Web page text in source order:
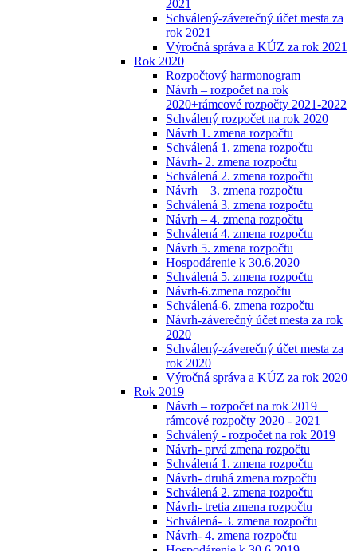
2021
Schválený-záverečný účet mesta za
rok 2021
Výročná správa a KÚZ za rok 2021
Rok 2020
Rozpočtový harmonogram
Návrh – rozpočet na rok
2020+rámcové rozpočty 2021-2022
Schválený rozpočet na rok 2020
Návrh 1. zmena rozpočtu
Schválená 1. zmena rozpočtu
Návrh- 2. zmena rozpočtu
Schválená 2. zmena rozpočtu
Návrh – 3. zmena rozpočtu
Schválená 3. zmena rozpočtu
Návrh – 4. zmena rozpočtu
Schválená 4. zmena rozpočtu
Návrh 5. zmena rozpočtu
Hospodárenie k 30.6.2020
Schválená 5. zmena rozpočtu
Návrh-6.zmena rozpočtu
Schválená-6. zmena rozpočtu
Návrh-záverečný účet mesta za rok
2020
Schválený-záverečný účet mesta za
rok 2020
Výročná správa a KÚZ za rok 2020
Rok 2019
Návrh – rozpočet na rok 2019 +
rámcové rozpočty 2020 - 2021
Schválený - rozpočet na rok 2019
Návrh- prvá zmena rozpočtu
Schválená 1. zmena rozpočtu
Návrh- druhá zmena rozpočtu
Schválená 2. zmena rozpočtu
Návrh- tretia zmena rozpočtu
Schválená- 3. zmena rozpočtu
Návrh- 4. zmena rozpočtu